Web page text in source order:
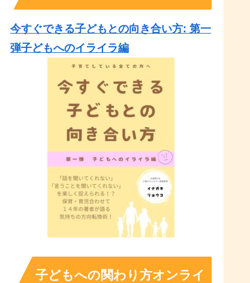
今すぐできる子どもとの向き合い方: 第一
弾子どもへのイライラ編
子どもへの関わり方オンライ